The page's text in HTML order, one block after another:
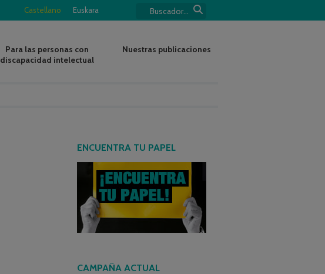
Castellano Euskara
Para las personas con
discapacidad intelectual
Nuestras publicaciones
ENCUENTRA TU PAPEL
CAMPAÑA ACTUAL